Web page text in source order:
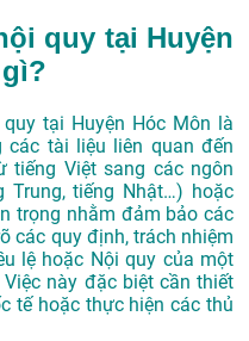
quy tại Huyện
tại Huyện Hóc Môn là
các tài liệu liên quan đến
tiếng Việt sang các ngôn
Trung, tiếng Nhật…) hoặc
trọng nhằm đảm bảo các
các quy định, trách nhiệm
lệ hoặc Nội quy của một
này đặc biệt cần thiết
tế hoặc thực hiện các thủ